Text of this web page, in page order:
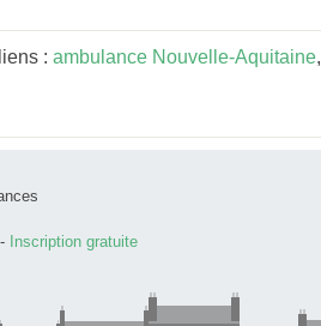
: ambulance Nouvelle-Aquitaine,
- Inscription gratuite